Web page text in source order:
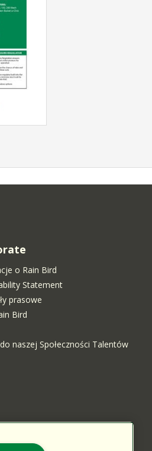
o Rain Bird
Statement
prasowe
Bird
naszej Społeczności Talentów